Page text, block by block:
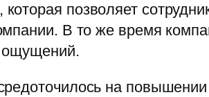
позволяет
В то же время
ощущений.
на